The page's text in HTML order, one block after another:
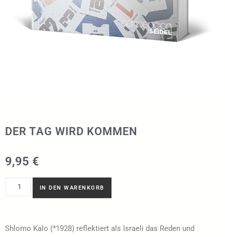
DER TAG WIRD KOMMEN
9,95 €
IN DEN WARENKORB
Shlomo Kalo (*1928) reflektiert als Israeli das Reden und